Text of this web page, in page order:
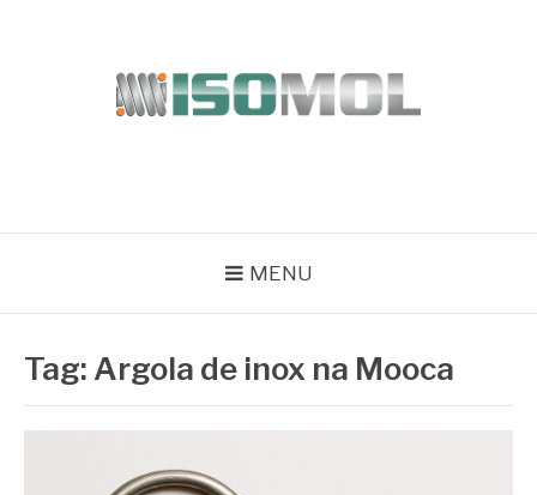
MENU
Tag: Argola de inox na Mooca